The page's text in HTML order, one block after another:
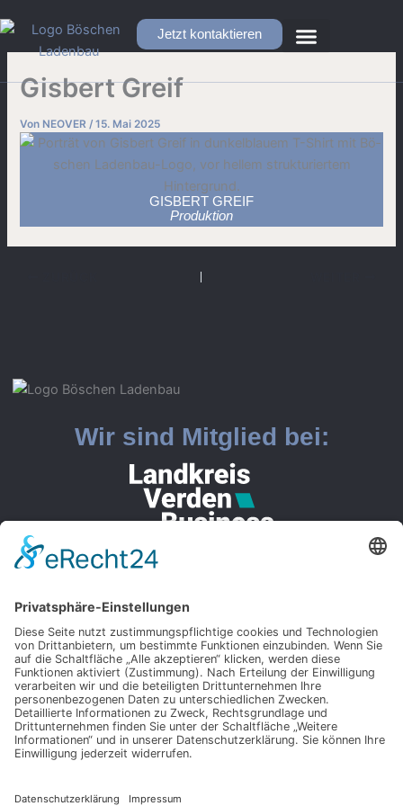
Inhalt
springen
Jetzt kontaktieren
Gisbert Greif
Von NEOVER/15. Mai 2025
GISBERT GREIF
Produktion
Wir sind Mitglied bei:
Rechtliches
Impressum
Datenschutzerklärung
Barrierefreiheitserklärung
AGBs
Kontakt
+49 (0) 42 97 / 81 78 37-18